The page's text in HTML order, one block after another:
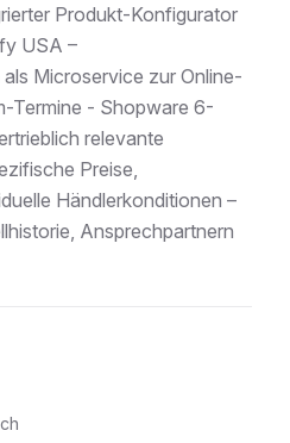
Produkt-Konfigurator
USA –
Microservice zur Online-
Termine - Shopware 6-
relevante
Preise,
Händlerkonditionen –
Ansprechpartnern